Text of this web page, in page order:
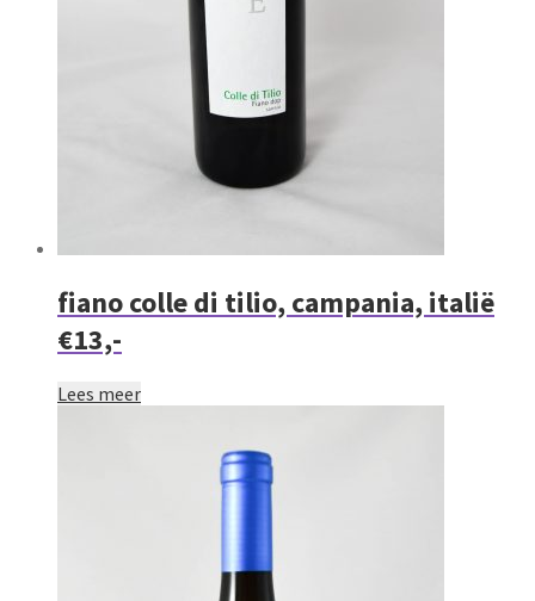
fiano colle di tilio, campania, italië
€13,-
Lees meer